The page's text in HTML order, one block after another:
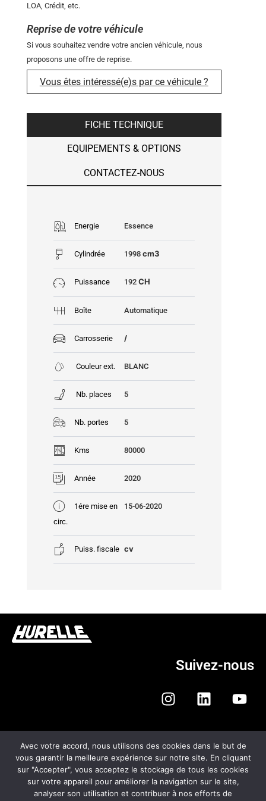
LOA, Crédit, etc.
Reprise de votre véhicule
Si vous souhaitez vendre votre ancien véhicule, nous
proposons une offre de reprise.
Vous êtes intéressé(e)s par ce véhicule ?
FICHE TECHNIQUE
EQUIPEMENTS & OPTIONS
CONTACTEZ-NOUS
Energie Essence
Cylindrée 1998cm3
Puissance 192CH
Boîte Automatique
Carrosserie /
Couleur ext. BLANC
Nb. places 5
Nb. portes 5
Kms 80000
Année 2020
1ére mise en
circ.
15-06-2020
Puiss. fiscale cv
Suivez-nous
HURELLE AUTOMOBILES
Avec votre accord, nous utilisons des cookies dans le but de
vous garantir la meilleure expérience sur notre site. En cliquant
sur "Accepter", vous acceptez le stockage de tous les cookies
sur votre appareil pour améliorer la navigation sur le site,
analyser son utilisation et contribuer à nos efforts de